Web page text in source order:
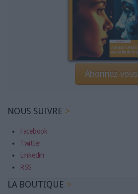
Abonnez-vous
NOUS SUIVRE
Facebook
Twitter
Linkedin
RSS
LA BOUTIQUE